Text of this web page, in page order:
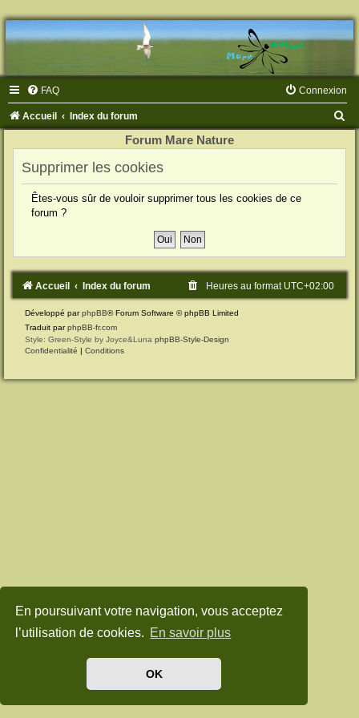
En poursuivant votre navigation, vous acceptez
l’utilisation de cookies. En savoir plus
OK
FAQ Connexion
Accueil Index du forum
r
Forum Mare Nature
Supprimer les cookies
Êtes-vous sûr de vouloir supprimer tous les cookies de ce
forum ?
Accueil Index du forum Heures au format UTC+02:00
Développé parphpBB® Forum Software © phpBB Limited
Traduit parphpBB-fr.com
Style: Green-Style by Joyce&Luna phpBB-Style-Design
Confidentialité | Conditions